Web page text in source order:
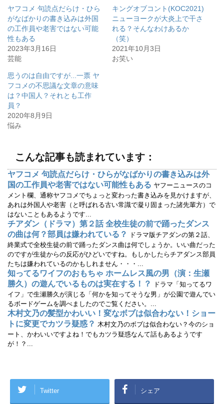
T
w
i
t
t
e
r
で
新
し
い
ウ
ィ
ド
ウ
o
o
k
で
共
有
る
に
ッ
ク
し
て
く
さ
い
ィ
ン
ウ
で
開
き
ま
す
)
ヤフコメ 句読点だらけ・ひら
がなばかりの書き込みは外国
の工作員や老害ではない可能
性もある
2023年3月16日
芸能
キングオブコント(KOC2021)
ニューヨークが大炎上で干さ
れる？そんなわけあるか
（笑）
2021年10月3日
お笑い
思うのは自由ですが...一票 ヤ
フコメの不思議な文章の意味
は？中国人？それとも工作
員？
2020年8月9日
悩み
こんな記事も読まれています：
ヤフコメ 句読点だらけ・ひらがなばかりの書き込みは外
国の工作員や老害ではない可能性もある ヤフーニュースのコ
メント欄、通称ヤフコメでちょっと変わった書き込みを見かけますが、
あれは外国人や老害（と呼ばれる古い常識で凝り固まった諸先輩方）で
はないこともあるようです...
チアダン（ドラマ）第２話 全校生徒の前で踊ったダンス
の曲は何？部員は嫌われている？
ドラマ版チアダンの第２話、
終業式で全校生徒の前で踊ったダンス曲は何でしょうか。いい曲だった
のですが生徒からの反応がひどいですね。もしかしたらチアダンス部員
たちは嫌われているのかもしれません・・・...
知ってるワイフのおもちゃ ホームレス風の男（演：生瀬
勝久）の遊んでいるものは実在する！？
ドラマ「知ってるワ
イフ」で生瀬勝久が演じる「何かを知ってそうな男」が公園で遊んでい
るボードゲームを調べましたのでご覧ください。...
木村文乃の髪型かわいい！変なボブは似合わない！ショー
トに変更でカツラ疑惑？ 木村文乃のボブは似合わない？今のショ
ート、かわいいですよね！でもカツラ疑惑なんて話もあるようです
が！？...
Twitter シェア